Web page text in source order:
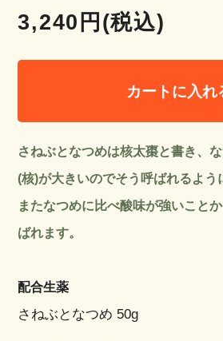
3,240円(税込)
カートに入れ
さねぶとなつめは核太棗と書き、
(核)が大きいのでそう呼ばれるよう
またなつめに比べ酸味が強いこと
ばれます。
配合生薬
さねぶとなつめ 50g